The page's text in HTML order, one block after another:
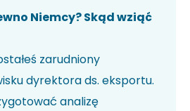
Niemcy? Skąd wziąć
zarudniony
dyrektora ds. eksportu.
analizę